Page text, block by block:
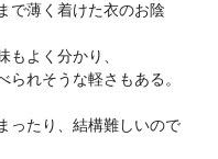
で薄く着けた衣のお陰
もよく分かり、
れそうな軽さもある。
ったり、結構難しいので